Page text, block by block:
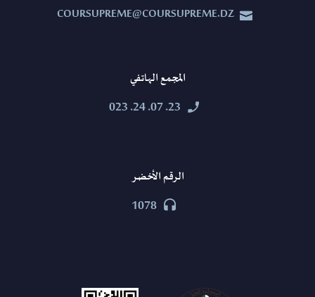


COURSUPREME@COURSUPREME.DZ
المجمع الهاتفي


23. 07. 24. 023
الرقم الأخضر


1078